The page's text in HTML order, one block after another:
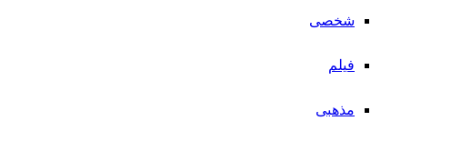
شخصی
فیلم
مذهبی